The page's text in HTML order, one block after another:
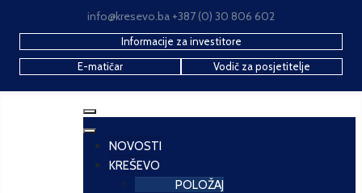
info@kresevo.ba +387 (0) 30 806 602
Informacije za investitore
E-matičar
Vodič za posjetitelje
NOVOSTI
KREŠEVO
POLOŽAJ